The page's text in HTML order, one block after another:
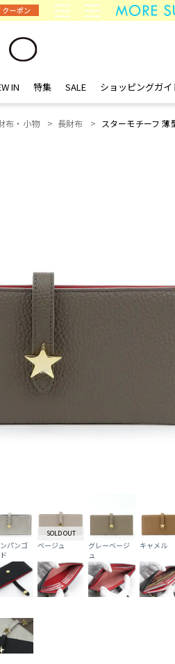
IN 特集 SALE ショッピングガイ
布・小物 長財布 スターモチーフ 薄
パンゴ
SOLD OUT
ベージュ
グレーベージ
ュ
キャメル